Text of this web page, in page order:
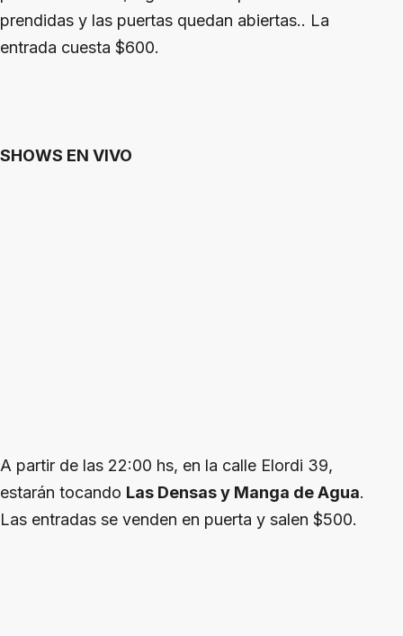
prendidas y las puertas quedan abiertas.. La
entrada cuesta $600.
SHOWS EN VIVO
A partir de las 22:00 hs, en la calle Elordi 39,
estarán tocando Las Densas y Manga de Agua.
Las entradas se venden en puerta y salen $500.